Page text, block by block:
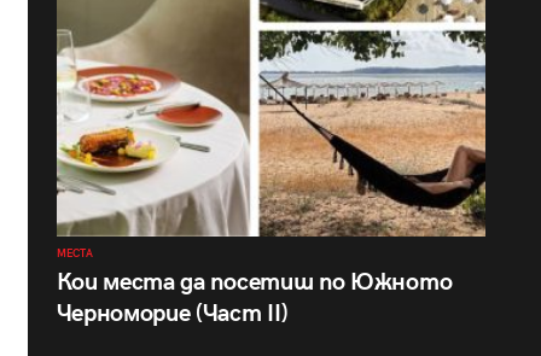
МЕСТА
Кои места да посетиш по Южното
Черноморие (Част II)